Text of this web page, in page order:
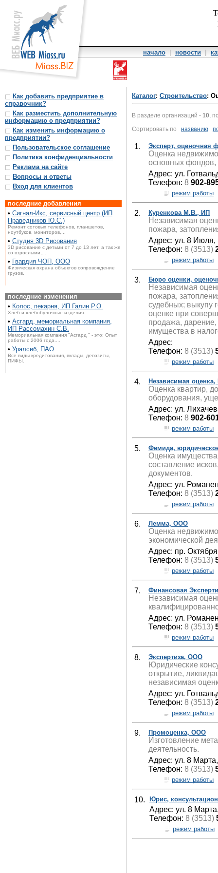
начало новости
Как добавить предприятие в
справочник?
Как разместить дополнительную
информацию о предприятии?
Как изменить информацию о
предприятии?
Пользовательское соглашение
Политика конфиденциальности
Реклама на сайте
Вопросы и ответы
Вход для клиентов
последние добавления
• Сигнал-Икс, сервисный центр (ИП
Праведников Ю.С.)
Ремонт сотовых телефонов, планшетов,
ноутбуков, мониторов,...
• Студия 3D Рисования
3D рисование с детьми от 7 до 13 лет, а так же
со взрослыми,...
• Гвардия ЧОП, ООО
Физическая охрана объектов сопровождение
грузов.
последние изменения
• Колос, пекарня, ИП Галин Р.О.
Хлеб и хлебобулочные изделия.
• Асгард, мемориальная компания,
ИП Рассомахин С.В.
Мемориальная компания "Асгард " - это: Опыт
работы с 2006 года....
• Уралсиб, ПАО
Все виды кредитования, вклады, депозиты,
ПИФЫ.
Каталог: Строительство:
В разделе организаций - 10 ,
Сортировать по названию
1. Эксперт, оценочная
Оценка
основных фондов,
Адрес: ул.
Телефон: 8 902-
режим работы
2. Куренкова М.В., ИП
Независимая
пожара,
Адрес: ул. 8 Июля,
Телефон: 8 (3513)
режим работы
3. Бюро оценки,
Независимая
пожара,
судебных; выкупу
оценке при
продажа,
имущества в
Адрес:
Телефон: 8 (3513)
режим работы
4. Независимая
Оценка квартир,
оборудования,
Адрес: ул.
Телефон: 8 902-
режим работы
5. Фемида,
Оценка
составление
документов.
Адрес: ул.
Телефон: 8 (3513)
режим работы
6. Лемма, ООО
Оценка
экономической
Адрес: пр.
Телефон: 8 (3513)
режим работы
7. Финансовая
Независимая
Адрес: ул.
Телефон: 8 (3513)
режим работы
8. Экспертиза, ООО
Юридические
открытие,
независимая
Адрес: ул.
Телефон: 8 (3513)
режим работы
9. Промоценка, ООО
Изготовление
деятельность.
Адрес: ул. 8
Телефон: 8 (3513)
режим работы
10. Юрис,
Адрес: ул. 8
Телефон: 8 (3513)
режим работы